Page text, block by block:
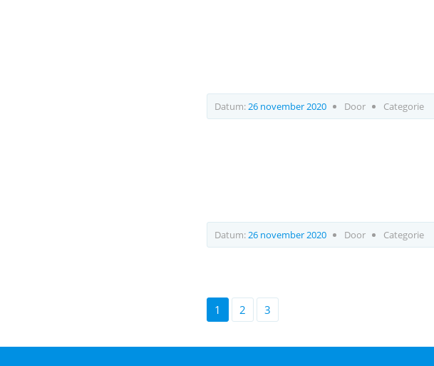
Datum:26 november 2020 Door Categorie
Datum:26 november 2020 Door Categorie
1 2 3